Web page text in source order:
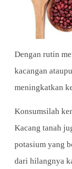
Dengan rutin
kacangan
meningkatkan
Konsumsilah
Kacang tanah
potasium yang
dari hilangnya